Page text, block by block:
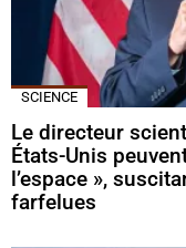
SCIENCE
Le directeur
États-Unis
l’espace »,
farfelues